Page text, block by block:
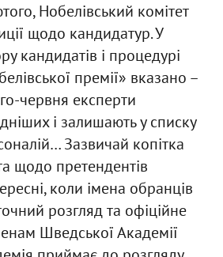
Нобелівський комітет
щодо кандидатур. У
кандидатів і процедурі
премії» вказано –
червня експерти
і залишають у списку
Зазвичай копітка
щодо претендентів
коли імена обранців
розгляд та офіційне
Шведської Академії